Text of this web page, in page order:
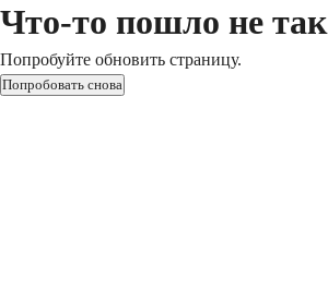
Что-то пошло не так
Попробуйте обновить страницу.
Попробовать снова